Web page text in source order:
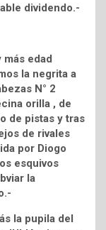
dividendo.-
edad
la negrita a
N° 2
orilla , de
de pistas y tras
de rivales
por Diogo
esquivos
la
la pupila del